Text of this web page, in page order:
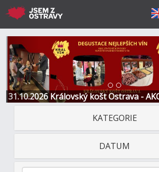
31.10.2026 Královský košt Ostrava -
Restaurace a Hotel
Předchozí
KATEGORIE
DATUM